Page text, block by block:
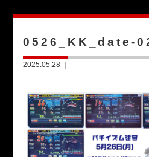
0526_KK_date-
2025.05.28 ｜